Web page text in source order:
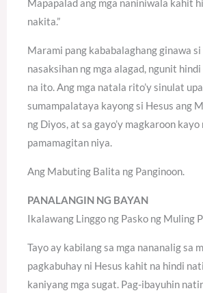
nakita.”
Marami pang kababalaghang ginawa si
nasaksihan ng mga alagad, ngunit
na ito. Ang mga natala rito’y sinulat
sumampalataya kayong si Hesus ang
ng Diyos, at sa gayo’y magkaroon kayo
pamamagitan niya.
Ang Mabuting Balita ng Panginoon.
PANALANGIN NG BAYAN
Ikalawang Linggo ng Pasko ng Muling
Tayo ay kabilang sa mga nananalig sa
pagkabuhay ni Hesus kahit na hindi
kaniyang mga sugat. Pag-ibayuhin